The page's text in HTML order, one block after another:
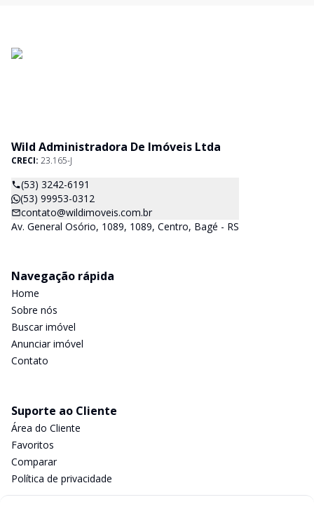
Wild Administradora De Imóveis Ltda
CRECI: 23.165-J
(53) 3242-6191
(53) 99953-0312
contato@wildimoveis.com.br
Av. General Osório, 1089, 1089, Centro, Bagé - RS
Navegação rápida
Home
Sobre nós
Buscar imóvel
Anunciar imóvel
Contato
Suporte ao Cliente
Área do Cliente
Favoritos
Comparar
Política de privacidade